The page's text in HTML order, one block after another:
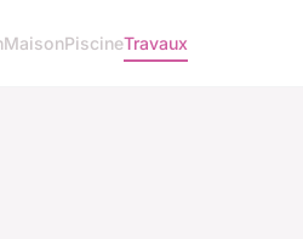
MaisonPiscineTravaux